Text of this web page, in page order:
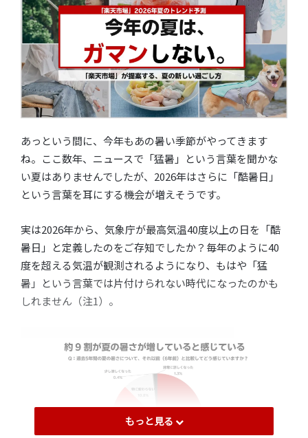
あっという間に、今年もあの暑い季節がやってきます
ね。ここ数年、ニュースで「猛暑」という言葉を聞かな
い夏はありませんでしたが、2026年はさらに「酷暑日」
という言葉を耳にする機会が増えそうです。
実は2026年から、気象庁が最高気温40度以上の日を「酷
暑日」と定義したのをご存知でしたか？毎年のように40
度を超える気温が観測されるようになり、もはや「猛
暑」という言葉では片付けられない時代になったのかも
しれません（注1）。
もっと見る